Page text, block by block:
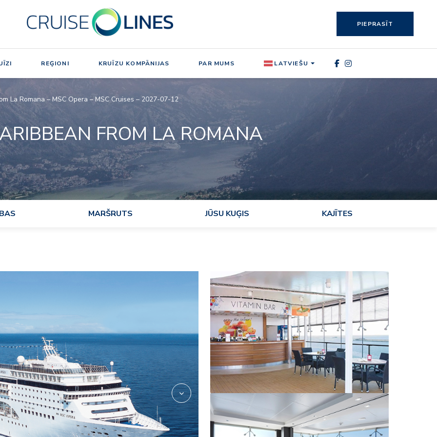
PIEPRASĪT
REĢIONI KRUĪZU KOMPĀNIJAS PAR MUMS LATVIEŠU
La Romana – MSC Opera – MSC Cruises – 2027-07-12
FROM LA ROMANA
MARŠRUTS JŪSU KUĢIS KAJĪTES